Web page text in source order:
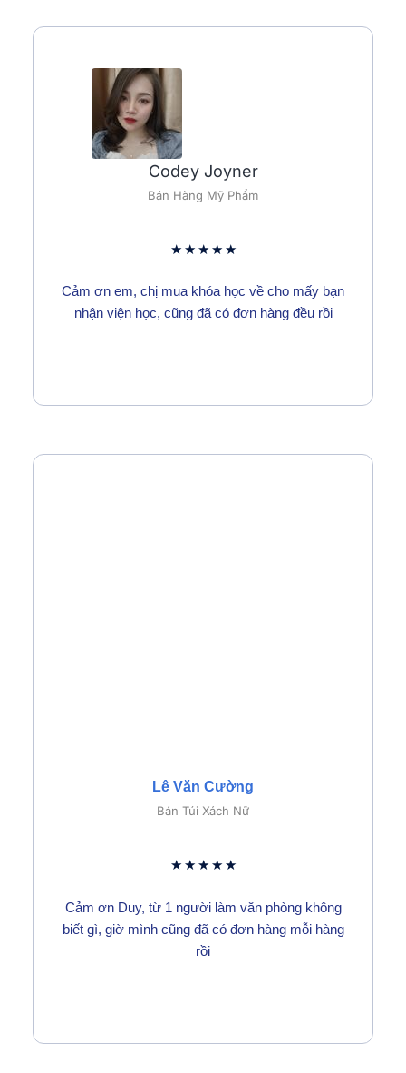
Codey Joyner
Bán Hàng Mỹ Phẩm
★ ★ ★ ★ ★
Cảm ơn em, chị mua khóa học về cho mấy bạn
nhận viện học, cũng đã có đơn hàng đều rồi
Lê Văn Cường
Bán Túi Xách Nữ
★ ★ ★ ★ ★
Cảm ơn Duy, từ 1 người làm văn phòng không
biết gì, giờ mình cũng đã có đơn hàng mỗi hàng
rồi